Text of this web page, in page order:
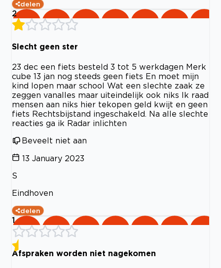
delen
2
Slecht geen ster
23 dec een fiets besteld 3 tot 5 werkdagen Merk
cube 13 jan nog steeds geen fiets En moet mijn
kind lopen maar school Wat een slechte zaak ze
zeggen vanalles maar uiteindelijk ook niks Ik raad
mensen aan niks hier tekopen geld kwijt en geen
fiets Rechtsbijstand ingeschakeld. Na alle slechte
reacties ga ik Radar inlichten
Beveelt niet aan
13 January 2023
S
Eindhoven
delen
1
Afspraken worden niet nagekomen